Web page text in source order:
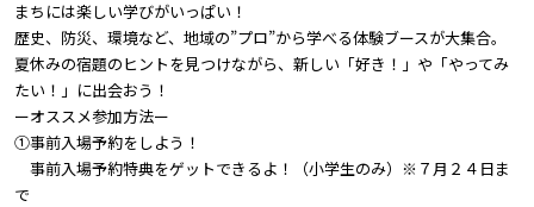
まちには楽しい学びがいっぱい！
歴史、防災、環境など、地域の”プロ”から学べる体験ブースが大集合。
夏休みの宿題のヒントを見つけながら、新しい「好き！」や「やってみ
たい！」に出会おう！
ーオススメ参加方法ー
①事前入場予約をしよう！
事前入場予約特典をゲットできるよ！（小学生のみ）※７月２４日ま
で